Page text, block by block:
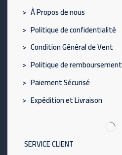
> À Propos de nous
> Politique de confidentialité
> Condition Général de Vent
> Politique de remboursement
> Paiement Sécurisé
> Expédition et Livraison
SERVICE CLIENT